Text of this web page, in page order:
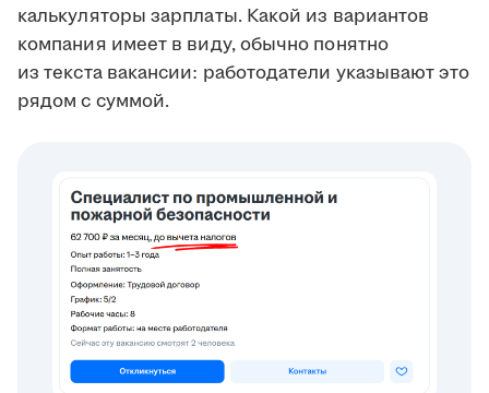
калькуляторы зарплаты. Какой из вариантов
компания имеет в виду, обычно понятно
из текста вакансии: работодатели указывают это
рядом с суммой.